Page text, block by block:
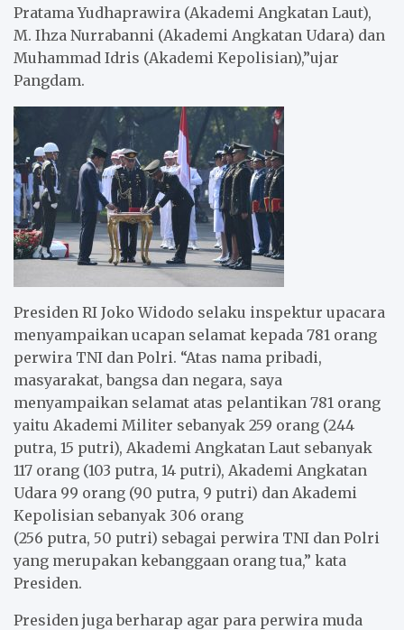
Pratama Yudhaprawira (Akademi Angkatan Laut),
M. Ihza Nurrabanni (Akademi Angkatan Udara) dan
Muhammad Idris (Akademi Kepolisian),”ujar
Pangdam.
Presiden RI Joko Widodo selaku inspektur upacara
menyampaikan ucapan selamat kepada 781 orang
perwira TNI dan Polri. “Atas nama pribadi,
masyarakat, bangsa dan negara, saya
menyampaikan selamat atas pelantikan 781 orang
yaitu Akademi Militer sebanyak 259 orang (244
putra, 15 putri), Akademi Angkatan Laut sebanyak
117 orang (103 putra, 14 putri), Akademi Angkatan
Udara 99 orang (90 putra, 9 putri) dan Akademi
Kepolisian sebanyak 306 orang
(256 putra, 50 putri) sebagai perwira TNI dan Polri
yang merupakan kebanggaan orang tua,” kata
Presiden.
Presiden juga berharap agar para perwira muda